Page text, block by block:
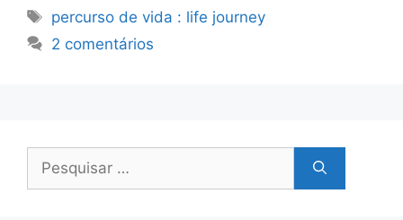
Etiquetas
percurso de vida : life journey
2 comentários
Pesquisar